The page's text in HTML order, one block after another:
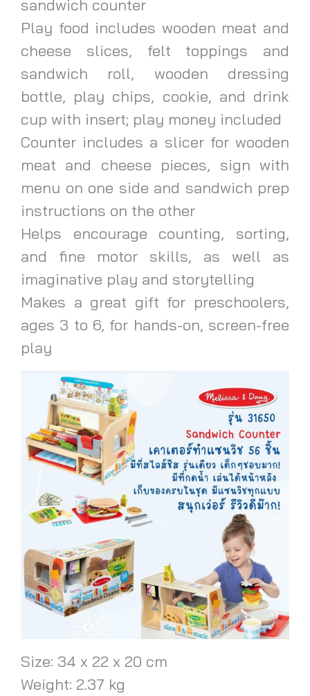
sandwich counter
Play food includes wooden meat and
cheese slices, felt toppings and
sandwich roll, wooden dressing
bottle, play chips, cookie, and drink
cup with insert; play money included
Counter includes a slicer for wooden
meat and cheese pieces, sign with
menu on one side and sandwich prep
instructions on the other
Helps encourage counting, sorting,
and fine motor skills, as well as
imaginative play and storytelling
Makes a great gift for preschoolers,
ages 3 to 6, for hands-on, screen-free
play
Size: 34 x 22 x 20 cm
Weight: 2.37 kg